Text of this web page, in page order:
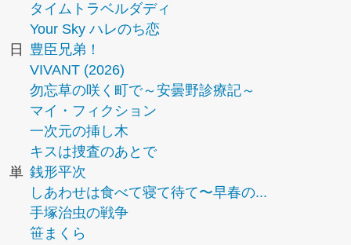
タイムトラベルダディ
Your Sky ハレのち恋
日
豊臣兄弟！
VIVANT (2026)
勿忘草の咲く町で～安曇野診療記～
マイ・フィクション
一次元の挿し木
キスは捜査のあとで
単 銭形平次
しあわせは食べて寝て待て〜早春の...
手塚治虫の戦争
笹まくら